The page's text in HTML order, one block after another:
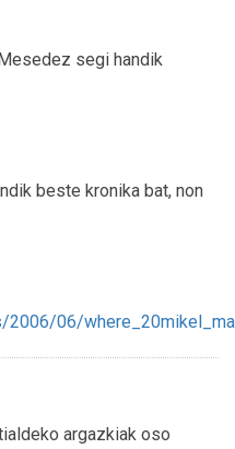
segi handik
beste kronika bat, non
2006/06/
argazkiak oso